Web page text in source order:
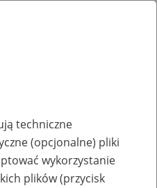
techniczne
(opcjonalne) pliki
wykorzystanie
plików (przycisk